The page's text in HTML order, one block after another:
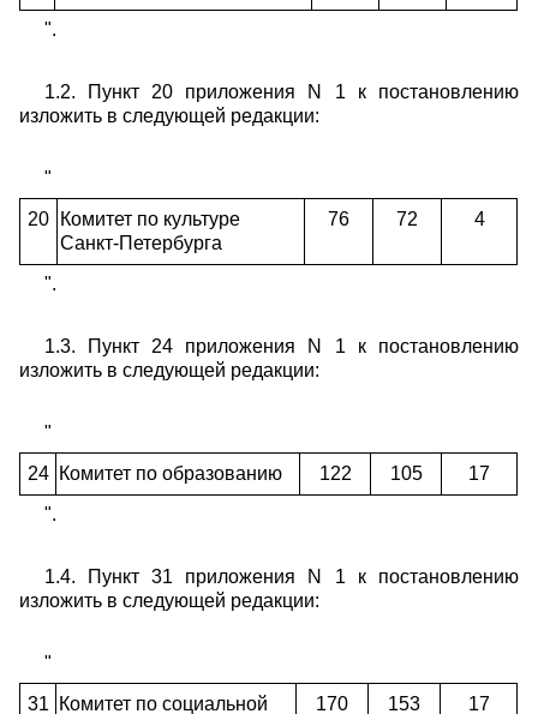
".
1.2. Пункт 20 приложения N 1 к постановлению
изложить в следующей редакции:
"
20
Комитет по культуре
Санкт-Петербурга
76 72 4
".
1.3. Пункт 24 приложения N 1 к постановлению
изложить в следующей редакции:
"
24
Комитет по образованию 122 105
17
".
1.4. Пункт 31 приложения N 1 к постановлению
изложить в следующей редакции:
"
31
Комитет по социальной 170 153 17